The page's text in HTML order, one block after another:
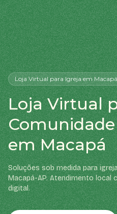
Loja Virtualpara Igrejaem Macapá
Loja Virtual
em Macapá
Soluções sob medida para
Macapá-AP. Atendimento local
digital.